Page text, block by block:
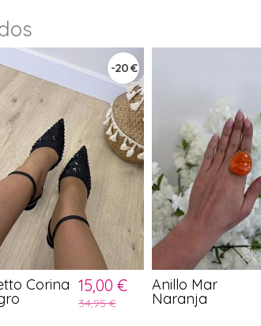
-20 €
Corina 15,00 €
34,95 €
Anillo Mar
Naranja